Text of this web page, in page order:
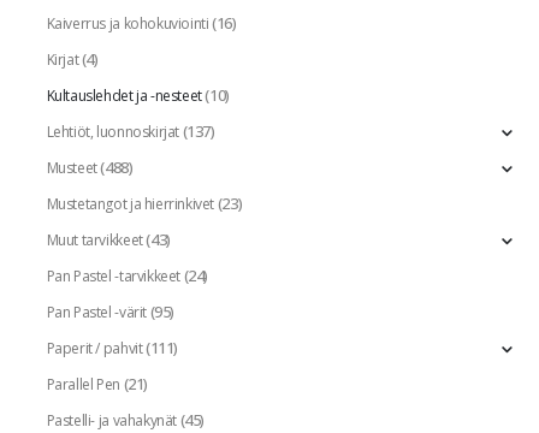
Kaiverrus ja kohokuviointi(16)
Kirjat(4)
Kultauslehdet ja -nesteet(10)
Lehtiöt, luonnoskirjat(137)
Musteet(488)
Mustetangot ja hierrinkivet(23)
Muut tarvikkeet(43)
Pan Pastel -tarvikkeet(24)
Pan Pastel -värit(95)
Paperit / pahvit(111)
Parallel Pen (21)
Pastelli- ja vahakynät(45)